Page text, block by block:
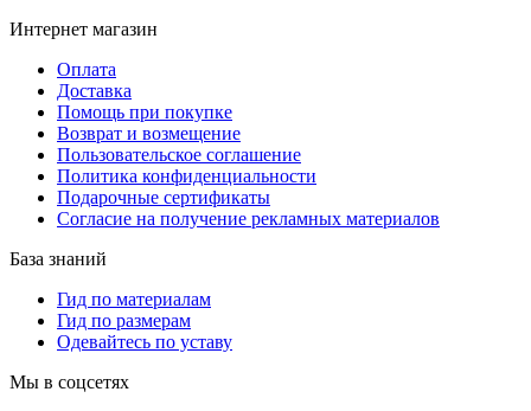
Интернет магазин
Оплата
Доставка
Помощь при покупке
Возврат и возмещение
Пользовательское соглашение
Политика конфиденциальности
Подарочные сертификаты
Согласие на получение рекламных материалов
База знаний
Гид по материалам
Гид по размерам
Одевайтесь по уставу
Мы в соцсетях